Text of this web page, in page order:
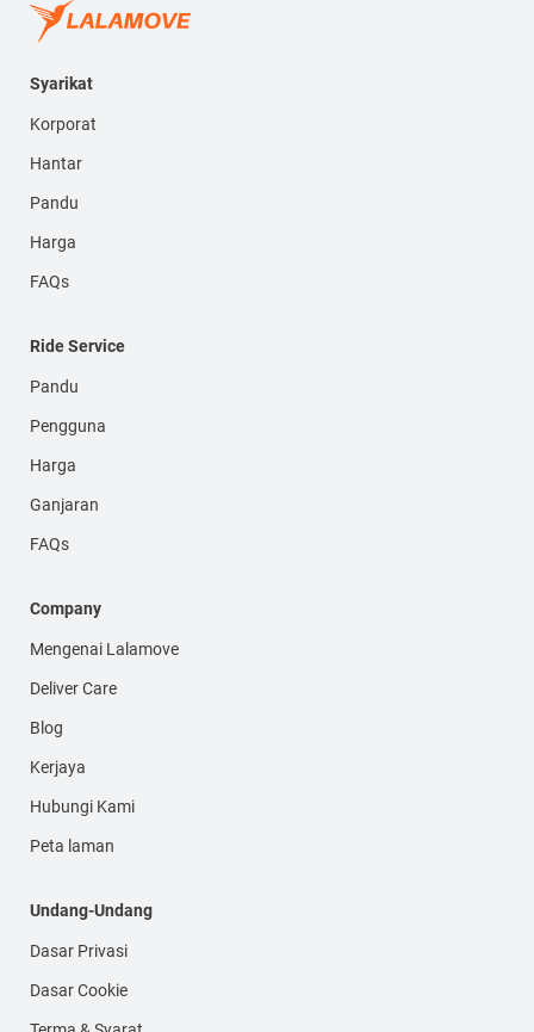
Syarikat
Korporat
Hantar
Pandu
Harga
FAQs
Ride Service
Pandu
Pengguna
Harga
Ganjaran
FAQs
Company
Mengenai Lalamove
Deliver Care
Blog
Kerjaya
Hubungi Kami
Peta laman
Undang-Undang
Dasar Privasi
Dasar Cookie